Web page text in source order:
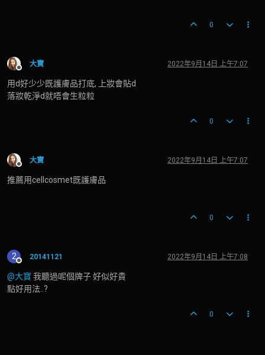
0
離線
大寶 2022年9月14日 上午7:07
用d好少少既護膚品打底, 上妝會貼d
落妝乾淨d就唔會生粒粒
0
離線
大寶 2022年9月14日 上午7:07
推薦用cellcosmet既護膚品
0
2
離線
20141121 2022年9月14日 上午7:08
@大寶 我聽過呢個牌子 好似好貴
點好用法..?
0